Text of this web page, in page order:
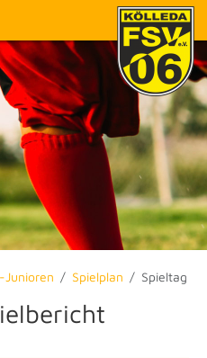
Junioren Spielplan Spieltag